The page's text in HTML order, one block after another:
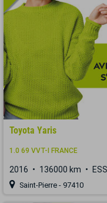
Toyota Yaris
1.0 69 VVT-I FRANCE
2016 136000 km
Saint-Pierre - 97410